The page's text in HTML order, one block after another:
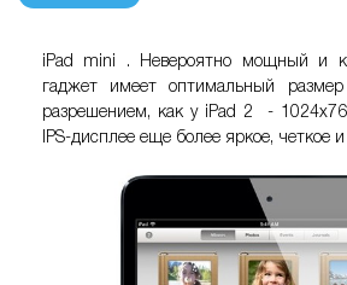
iPad mini
. Невероятно мощный и
гаджет имеет оптимальный
разрешением, как у iPad 2 -
IPS-дисплее еще более яркое, четкое